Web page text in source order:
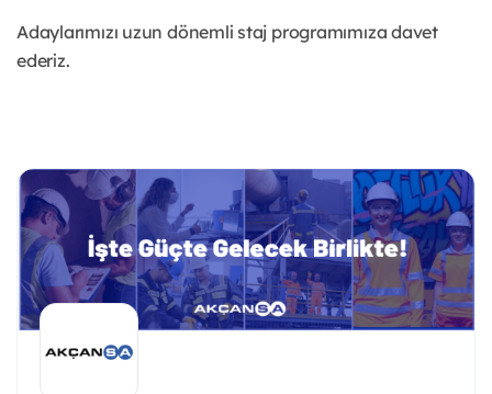
Adaylarımızı uzun dönemli staj programımıza davet
ederiz.